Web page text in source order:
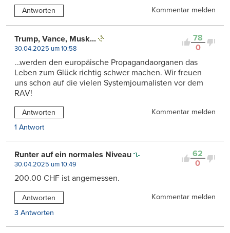
Antworten Kommentar melden
78
0
Trump, Vance, Musk...
30.04.2025 um 10:58
…werden den europäische Propagandaorganen das
Leben zum Glück richtig schwer machen. Wir freuen
uns schon auf die vielen Systemjournalisten vor dem
RAV!
Antworten
Kommentar melden
1 Antwort
62
0
Runter auf ein normales Niveau
30.04.2025 um 10:49
200.00 CHF ist angemessen.
Antworten
Kommentar melden
3 Antworten